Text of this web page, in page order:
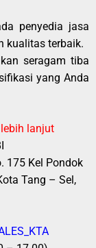
penyedia jasa
kualitas terbaik.
seragam tiba
yang Anda
lanjut
175 Kel Pondok
Tang – Sel,